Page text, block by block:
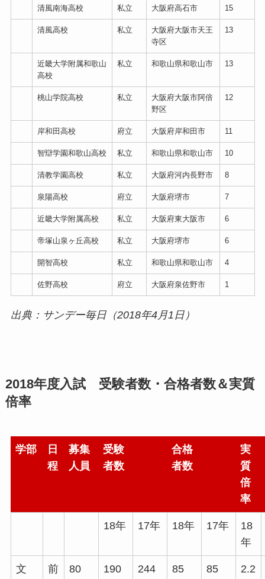
清風南海高校 私立 大阪府高石市 15
清風高校 私立
大阪府大阪市天王
寺区
13
近畿大学附属和歌山
高校
私立 和歌山県和歌山市 13
桃山学院高校 私立
大阪府大阪市阿倍
野区
12
岸和田高校 府立 大阪府岸和田市 11
智辯学園和歌山高校 私立 和歌山県和歌山市 10
清教学園高校 私立 大阪府河内長野市 8
泉陽高校 府立 大阪府堺市 7
近畿大学附属高校 私立 大阪府東大阪市 6
帝塚山泉ヶ丘高校 私立 大阪府堺市 6
開智高校 私立 和歌山県和歌山市 4
佐野高校 府立 大阪府泉佐野市 1
出典：サンデー毎日（2018年4月1日）
2018年度入試 受験者数・合格者数＆実質
倍率
学部
日
程
募集
人員
受験
者数
合格
者数
実
質
倍
率
18年 17年 18年 17年
18
年
文
前
80 190 244 85 85 2.2